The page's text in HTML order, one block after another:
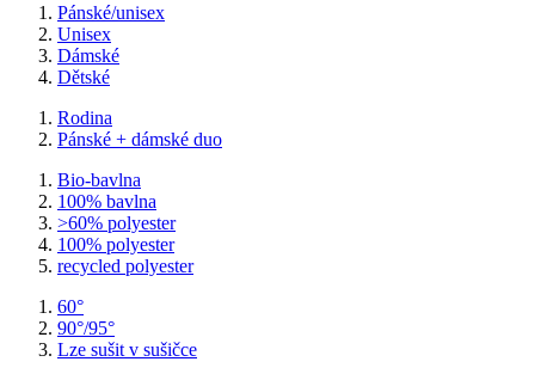
Pánské/unisex
Unisex
Dámské
Dětské
Rodina
Pánské + dámské duo
Bio-bavlna
100% bavlna
>60% polyester
100% polyester
recycled polyester
60°
90°/95°
Lze sušit v sušičce